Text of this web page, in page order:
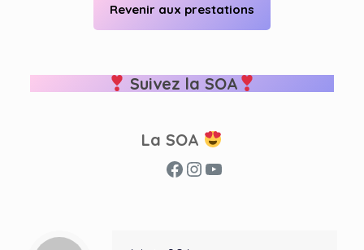
Revenir aux prestations
Suivez la SOA
La SOA
Facebook
Instagram
YouTube